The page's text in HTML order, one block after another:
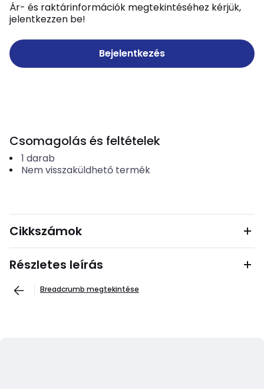
Ár- és raktárinformációk megtekintéséhez kérjük,
jelentkezzen be!
Bejelentkezés
Csomagolás és feltételek
1 darab
Nem visszaküldhető termék
Cikkszámok
Részletes leírás
Breadcrumb megtekintése